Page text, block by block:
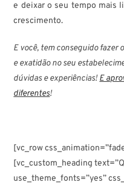
e deixar o seu tempo mais
crescimento.
E você, tem conseguido fazer
e exatidão no seu
dúvidas e experiências!E
diferentes!
[vc_row
[vc_custom_heading
use_theme_fonts=”yes”